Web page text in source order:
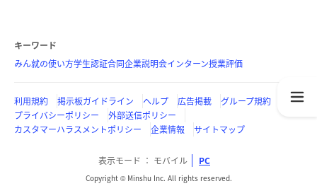
キーワード
みん就の使い方学生認証合同企業説明会インターン授業評価
利用規約 掲示板ガイドライン ヘルプ 広告掲載
グループ規約
プライバシーポリシー
外部送信ポリシー
カスタマーハラスメントポリシー
企業情報 サイトマップ
表示モード モバイル PC
Copyright © Minshu Inc. All rights reserved.